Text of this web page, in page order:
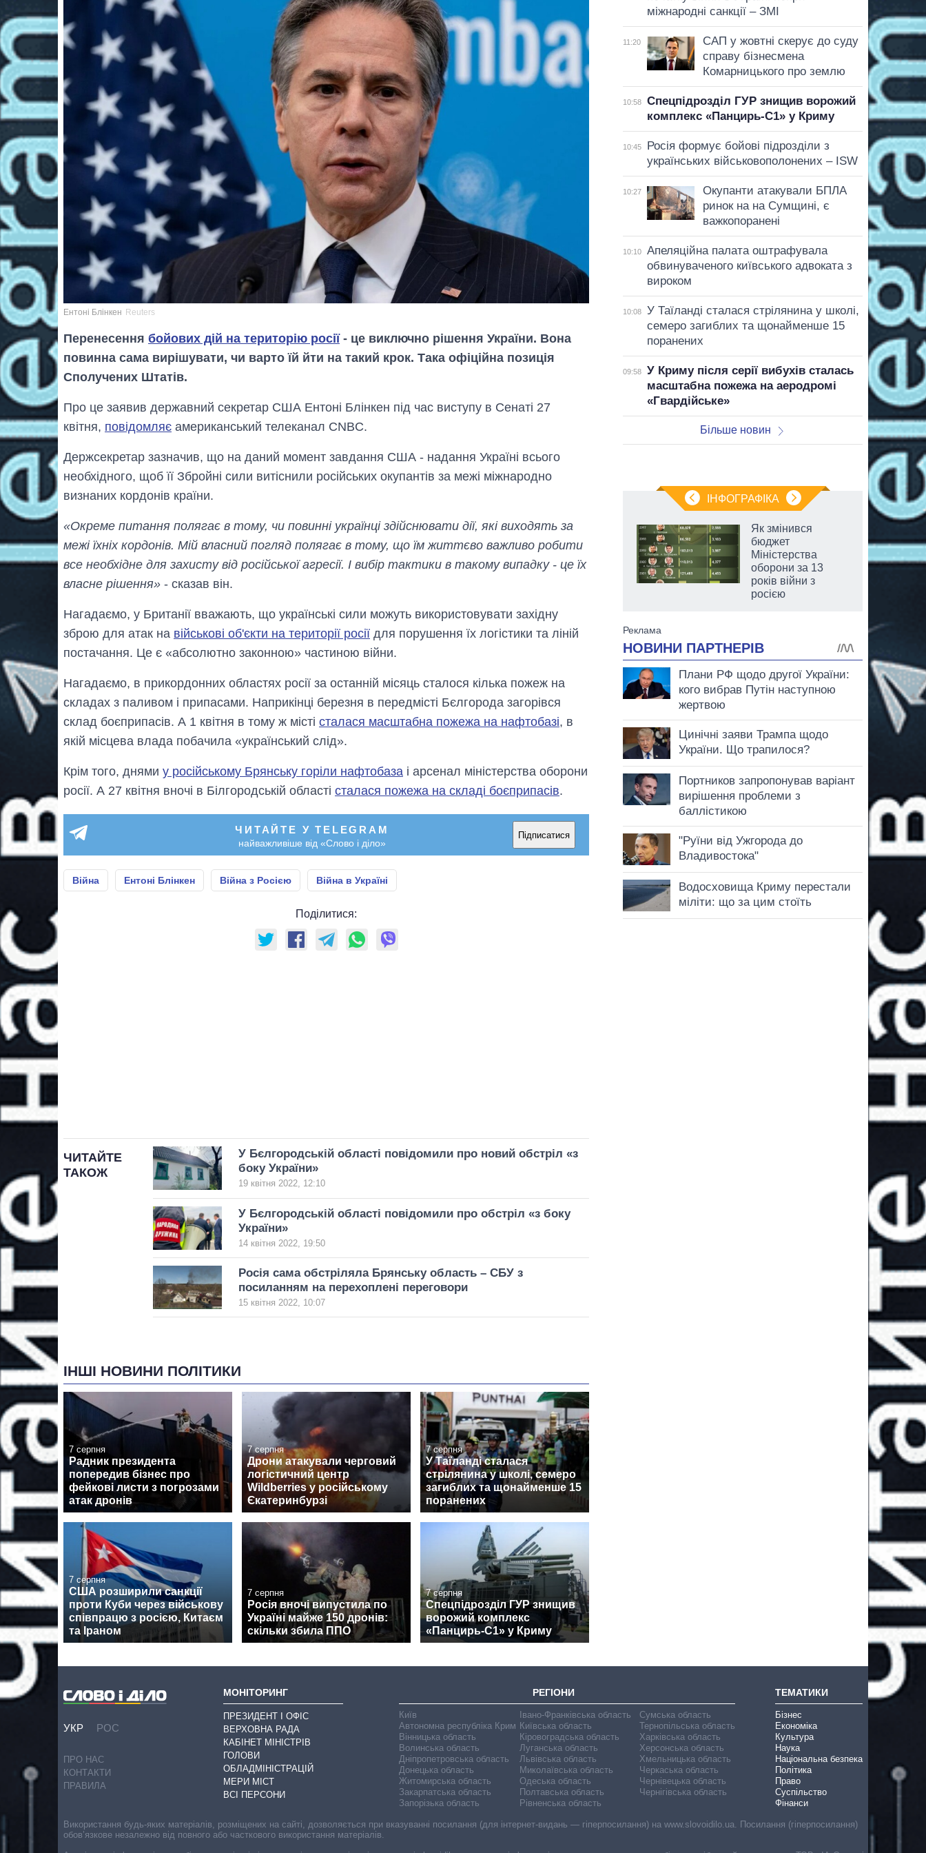
Ентоні Блінкен Reuters
Перенесення бойових дій на територію росії- це виключно рішення України. Вона
повинна сама вирішувати, чи варто їй йти на такий крок. Така офіційна позиція
Сполучених Штатів.
Про це заявив державний секретар США Ентоні Блінкен під час виступу в Сенаті 27
квітня, повідомляє американський телеканал CNBC.
Держсекретар зазначив, що на даний момент завдання США - надання Україні всього
необхідного, щоб її Збройні сили витіснили російських окупантів за межі міжнародно
визнаних кордонів країни.
«Окреме питання полягає в тому, чи повинні українці здійснювати дії, які виходять за
межі їхніх кордонів. Мій власний погляд полягає в тому, що їм життєво важливо робити
все необхідне для захисту від російської агресії. І вибір тактики в такому випадку - це їх
власне рішення» - сказав він.
Нагадаємо, у Британії вважають, що українські сили можуть використовувати західну
зброю для атак на військові об'єкти на території росії для порушення їх логістики та ліній
постачання. Це є «абсолютно законною» частиною війни.
Нагадаємо, в прикордонних областях росії за останній місяць сталося кілька пожеж на
складах з паливом і припасами. Наприкінці березня в передмісті Бєлгорода загорівся
склад боєприпасів. А 1 квітня в тому ж місті сталася масштабна пожежа на нафтобазі, в
якій місцева влада побачила «український слід».
Крім того, днями у російському Брянську горіли нафтобаза і арсенал міністерства оборони
росії. А 27 квітня вночі в Білгородській області сталася пожежа на складі боєприпасів.
ЧИТАЙТЕ У TELEGRAM
найважливіше від «Слово і діло»
Підписатися
Війна Ентоні Блінкен Війна з Росією Війна в Україні
Поділитися:
ЧИТАЙТЕ
ТАКОЖ
У Бєлгородській області повідомили про новий обстріл «з
боку України»
19 квітня 2022, 12:10
У Бєлгородській області повідомили про обстріл «з боку
України»
14 квітня 2022, 19:50
Росія сама обстріляла Брянську область – СБУ з
посиланням на перехоплені переговори
15 квітня 2022, 10:07
ІНШІ НОВИНИ ПОЛІТИКИ
7 серпня
Радник президента
попередив бізнес про
фейкові листи з погрозами
атак дронів
7 серпня
Дрони атакували черговий
логістичний центр
Wildberries у російському
Єкатеринбурзі
7 серпня
У Таїланді сталася
стрілянина у школі, семеро
загиблих та щонайменше 15
поранених
7 серпня
США розширили санкції
проти Куби через військову
співпрацю з росією, Китаєм
та Іраном
7 серпня
Росія вночі випустила по
Україні майже 150 дронів:
скільки збила ППО
7 серпня
Спецпідрозділ ГУР знищив
ворожий комплекс
«Панцирь-С1» у Криму
міжнародні санкції – ЗМІ
11:20
САП у жовтні скерує до суду
справу бізнесмена
Комарницького про землю
10:58
Спецпідрозділ ГУР знищив ворожий
комплекс «Панцирь-С1» у Криму
10:45
Росія формує бойові підрозділи з
українських військовополонених – ISW
10:27
Окупанти атакували БПЛА
ринок на на Сумщині, є
важкопоранені
10:10
Апеляційна палата оштрафувала
обвинуваченого київського адвоката з
вироком
10:08
У Таїланді сталася стрілянина у школі,
семеро загиблих та щонайменше 15
поранених
09:58
У Криму після серії вибухів сталась
масштабна пожежа на аеродромі
«Гвардійське»
Більше новин
ІНФОГРАФІКА
Як за 10 років
змінилася кількість
вступників на
бакалаврат,
Як змінився
бюджет
Міністерства
оборони за 13
років війни з
росією
УКР РОС
ПРО НАС
КОНТАКТИ
ПРАВИЛА
МОНІТОРИНГ
ПРЕЗИДЕНТ І ОФІС
ВЕРХОВНА РАДА
КАБІНЕТ МІНІСТРІВ
ГОЛОВИ
ОБЛАДМІНІСТРАЦІЙ
МЕРИ МІСТ
ВСІ ПЕРСОНИ
РЕГІОНИ
Київ
Автономна республіка Крим
Вінницька область
Волинська область
Дніпропетровська область
Донецька область
Житомирська область
Закарпатська область
Запорізька область
Івано-Франківська область
Київська область
Кіровоградська область
Луганська область
Львівська область
Миколаївська область
Одеська область
Полтавська область
Рівненська область
Сумська область
Тернопільська область
Харківська область
Херсонська область
Хмельницька область
Черкаська область
Чернівецька область
Чернігівська область
ТЕМАТИКИ
Бізнес
Економіка
Культура
Наука
Національна безпека
Політика
Право
Суспільство
Фінанси
Використання будь-яких матеріалів, розміщених на сайті, дозволяється при вказуванні посилання (для інтернет-видань — гіперпосилання) на www.slovoidilo.ua. Посилання (гіперпосилання)
обов’язкове незалежно від повного або часткового використання матеріалів.